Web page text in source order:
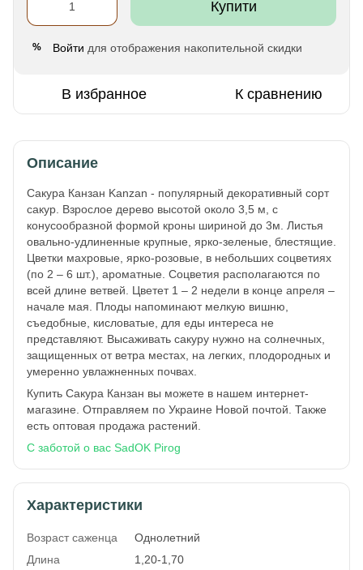
Купити
% Войти для отображения накопительной скидки
В избранное К сравнению
Описание
Сакура Канзан Kanzan - популярный декоративный сорт
сакур. Взрослое дерево высотой около 3,5 м, с
конусообразной формой кроны шириной до 3м. Листья
овально-удлиненные крупные, ярко-зеленые, блестящие.
Цветки махровые, ярко-розовые, в небольших соцветиях
(по 2 – 6 шт.), ароматные. Соцветия располагаются по
всей длине ветвей. Цветет 1 – 2 недели в конце апреля –
начале мая. Плоды напоминают мелкую вишню,
съедобные, кисловатые, для еды интереса не
представляют. Высаживать сакуру нужно на солнечных,
защищенных от ветра местах, на легких, плодородных и
умеренно увлажненных почвах.
Купить Сакура Канзан вы можете в нашем интернет-
магазине. Отправляем по Украине Новой почтой. Также
есть оптовая продажа растений.
С заботой о вас SadOK Pirog
Характеристики
Возраст саженца
Однолетний
Длина
1,20-1,70